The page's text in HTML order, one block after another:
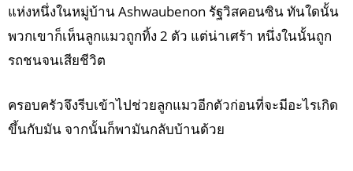
แห่งหนึ่งในหมู่บ้าน Ashwaubenon รัฐวิสคอนซิน ทันใดนั้น
พวกเขาก็เห็นลูกแมวถูกทิ้ง 2 ตัว แต่น่าเศร้า หนึ่งในนั้นถูก
รถชนจนเสียชีวิต
ครอบครัวจึงรีบเข้าไปช่วยลูกแมวอีกตัวก่อนที่จะมีอะไรเกิด
ขึ้นกับมัน จากนั้นก็พามันกลับบ้านด้วย